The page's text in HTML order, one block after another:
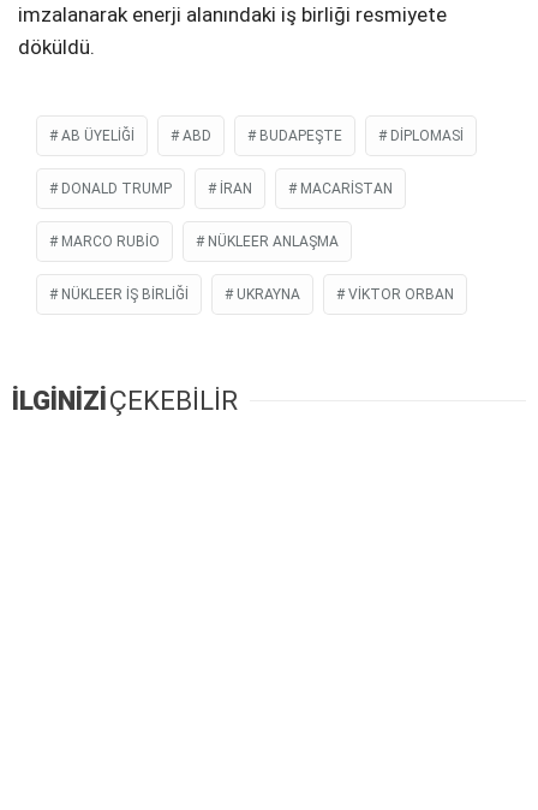
imzalanarak enerji alanındaki iş birliği resmiyete
döküldü.
AB ÜYELIĞI ABD BUDAPEŞTE DIPLOMASI
DONALD TRUMP İRAN MACARISTAN
MARCO RUBIO NÜKLEER ANLAŞMA
NÜKLEER IŞ BIRLIĞI UKRAYNA VIKTOR ORBAN
İLGİNİZİÇEKEBİLİR